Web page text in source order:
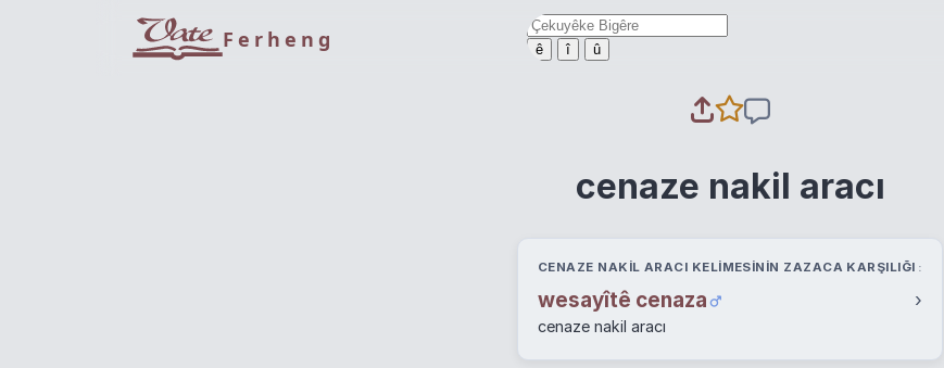
Ferheng ê î û
cenaze nakil aracı
CENAZE NAKIL ARACI KELIMESININ ZAZACA KARŞILIĞI
wesayîtê cenaza ›
cenaze nakil aracı